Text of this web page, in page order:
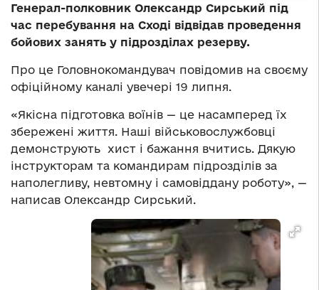
Генерал-полковник Олександр Сирський під
час перебування на Сході відвідав проведення
бойових занять у підрозділах резерву.
Про це Головнокомандувач повідомив на своєму
офіційному каналі увечері 19 липня.
«Якісна підготовка воїнів — це насамперед їх
збережені життя. Наші військовослужбовці
демонструють хист і бажання вчитись. Дякую
інструкторам та командирам підрозділів за
наполегливу, невтомну і самовіддану роботу», —
написав Олександр Сирський.